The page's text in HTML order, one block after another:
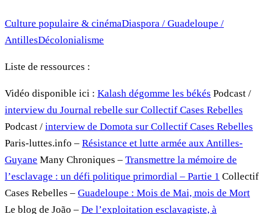
Culture populaire & cinémaDiaspora / Guadeloupe /
AntillesDécolonialisme
Liste de ressources :
Vidéo disponible ici : Kalash dégomme les békés Podcast /
interview du Journal rebelle sur Collectif Cases Rebelles
Podcast / interview de Domota sur Collectif Cases Rebelles
Paris-luttes.info – Résistance et lutte armée aux Antilles-
Guyane Many Chroniques – Transmettre la mémoire de
l’esclavage : un défi politique primordial – Partie 1 Collectif
Cases Rebelles – Guadeloupe : Mois de Mai, mois de Mort
Le blog de João – De l’exploitation esclavagiste, à